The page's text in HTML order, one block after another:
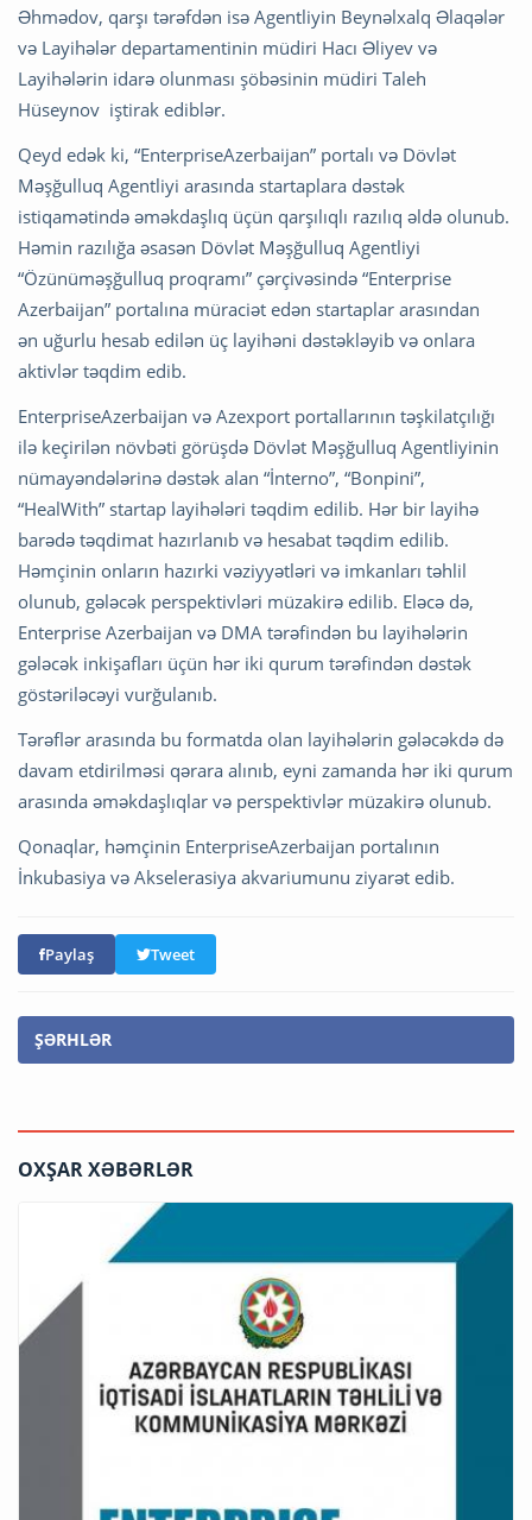
Əhmədov, qarşı tərəfdən isə Agentliyin Beynəlxalq Əlaqələr
və Layihələr departamentinin müdiri Hacı Əliyev və
Layihələrin idarə olunması şöbəsinin müdiri Taleh
Hüseynov iştirak ediblər.
Qeyd edək ki, “EnterpriseAzerbaijan” portalı və Dövlət
Məşğulluq Agentliyi arasında startaplara dəstək
istiqamətində əməkdaşlıq üçün qarşılıqlı razılıq əldə olunub.
Həmin razılığa əsasən Dövlət Məşğulluq Agentliyi
“Özünüməşğulluq proqramı” çərçivəsində “Enterprise
Azerbaijan” portalına müraciət edən startaplar arasından
ən uğurlu hesab edilən üç layihəni dəstəkləyib və onlara
aktivlər təqdim edib.
EnterpriseAzerbaijan və Azexport portallarının təşkilatçılığı
ilə keçirilən növbəti görüşdə Dövlət Məşğulluq Agentliyinin
nümayəndələrinə dəstək alan “İnterno”, “Bonpini”,
“HealWith” startap layihələri təqdim edilib. Hər bir layihə
barədə təqdimat hazırlanıb və hesabat təqdim edilib.
Həmçinin onların hazırki vəziyyətləri və imkanları təhlil
olunub, gələcək perspektivləri müzakirə edilib. Eləcə də,
Enterprise Azerbaijan və DMA tərəfindən bu layihələrin
gələcək inkişafları üçün hər iki qurum tərəfindən dəstək
göstəriləcəyi vurğulanıb.
Tərəflər arasında bu formatda olan layihələrin gələcəkdə də
davam etdirilməsi qərara alınıb, eyni zamanda hər iki qurum
arasında əməkdaşlıqlar və perspektivlər müzakirə olunub.
Qonaqlar, həmçinin EnterpriseAzerbaijan portalının
İnkubasiya və Akselerasiya akvariumunu ziyarət edib.
Paylaş Tweet
ŞƏRHLƏR
OXŞAR XƏBƏRLƏR